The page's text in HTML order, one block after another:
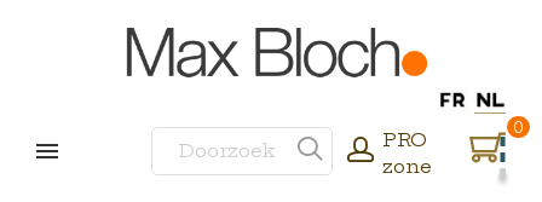
PRO
zone
0